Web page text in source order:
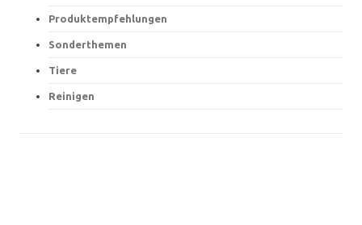
Produktempfehlungen
Sonderthemen
Tiere
Reinigen